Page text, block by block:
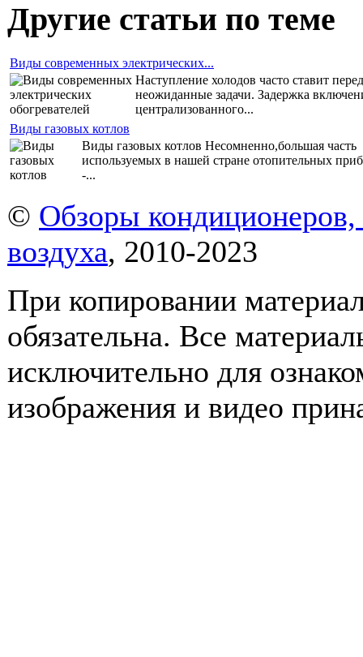
Другие статьи по теме
Виды современных электрических...
Наступление холодов часто ставит
неожиданные задачи. Задержка
централизованного...
Виды газовых котлов
Виды газовых котлов Несомненно,большая часть
используемых в нашей стране отопительных
-...
© Обзоры кондиционеров,
воздуха, 2010-2023
При копировании
обязательна. Все
исключительно для
изображения и видео